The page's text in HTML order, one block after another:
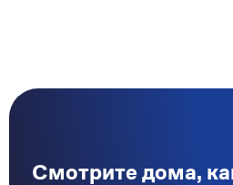
Смотрите дома,